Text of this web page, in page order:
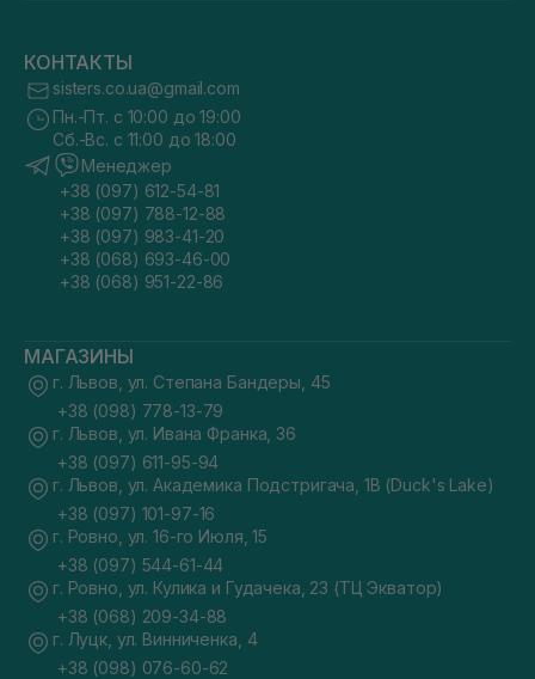
КОНТАКТЫ
sisters.co.ua@gmail.com
Пн.-Пт. с 10:00 до 19:00
Сб.-Вс. с 11:00 до 18:00
Менеджер
+38 (097) 612-54-81
+38 (097) 788-12-88
+38 (097) 983-41-20
+38 (068) 693-46-00
+38 (068) 951-22-86
МАГАЗИНЫ
г. Львов, ул. Степана Бандеры, 45
+38 (098) 778-13-79
г. Львов, ул. Ивана Франка, 36
+38 (097) 611-95-94
г. Львов, ул. Академика Подстригача, 1В (Duck's Lake)
+38 (097) 101-97-16
г. Ровно, ул. 16-го Июля, 15
+38 (097) 544-61-44
г. Ровно, ул. Кулика и Гудачека, 23 (ТЦ Экватор)
+38 (068) 209-34-88
г. Луцк, ул. Винниченка, 4
+38 (098) 076-60-62